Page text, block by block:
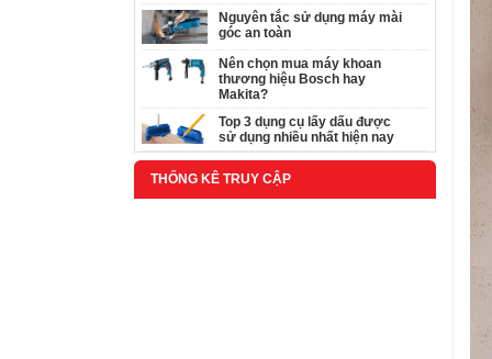
Nguyên tắc sử dụng máy mài
góc an toàn
Nên chọn mua máy khoan
thương hiệu Bosch hay
Makita?
Top 3 dụng cụ lấy dấu được
sử dụng nhiều nhất hiện nay
THỐNG KÊ TRUY CẬP